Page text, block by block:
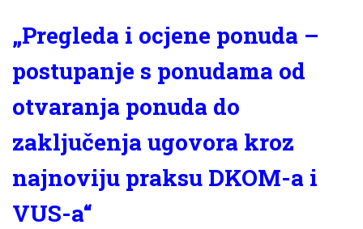
„Pregleda i ocjene ponuda –
postupanje s ponudama od
otvaranja ponuda do
zaključenja ugovora kroz
najnoviju praksu DKOM-a i
VUS-a“